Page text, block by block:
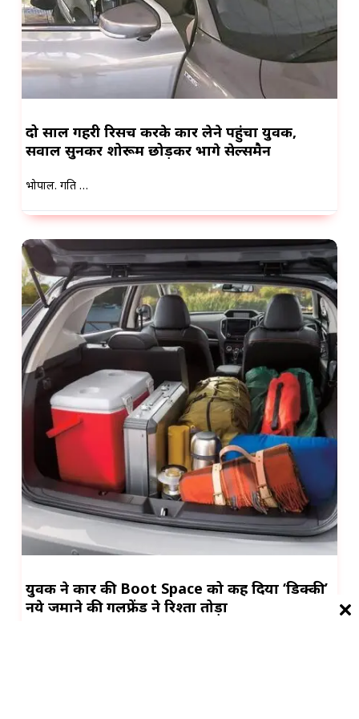
दो साल गहरी रिसर्च करके कार लेने पहुंचा युवक,
सवाल सुनकर शोरूम छोड़कर भागे सेल्समैन
भोपाल. प्रगति …
युवक ने कार की Boot Space को कह दिया ‘डिक्की’
नये जमाने की गर्लफ्रेंड ने रिश्ता तोड़ा